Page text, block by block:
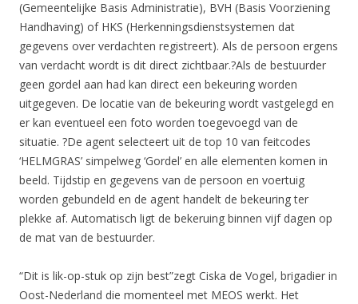
(Gemeentelijke Basis Administratie), BVH (Basis Voorziening
Handhaving) of HKS (Herkenningsdienstsystemen dat
gegevens over verdachten registreert). Als de persoon ergens
van verdacht wordt is dit direct zichtbaar.?Als de bestuurder
geen gordel aan had kan direct een bekeuring worden
uitgegeven. De locatie van de bekeuring wordt vastgelegd en
er kan eventueel een foto worden toegevoegd van de
situatie. ?De agent selecteert uit de top 10 van feitcodes
‘HELMGRAS’ simpelweg ‘Gordel’ en alle elementen komen in
beeld. Tijdstip en gegevens van de persoon en voertuig
worden gebundeld en de agent handelt de bekeuring ter
plekke af. Automatisch ligt de bekeruing binnen vijf dagen op
de mat van de bestuurder.
“Dit is lik-op-stuk op zijn best”zegt Ciska de Vogel, brigadier in
Oost-Nederland die momenteel met MEOS werkt. Het